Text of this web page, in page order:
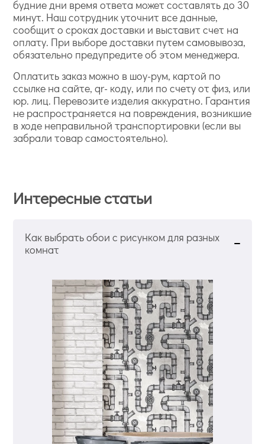
будние дни время ответа может составлять до 30
минут. Наш сотрудник уточнит все данные,
сообщит о сроках доставки и выставит счет на
оплату. При выборе доставки путем самовывоза,
обязательно предупредите об этом менеджера.
Оплатить заказ можно в шоу-рум, картой по
ссылке на сайте, qr- коду, или по счету от физ, или
юр. лиц. Перевозите изделия аккуратно. Гарантия
не распространяется на повреждения, возникшие
в ходе неправильной транспортировки (если вы
забрали товар самостоятельно).
Интересные статьи
Как выбрать обои с рисунком для разных
комнат